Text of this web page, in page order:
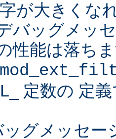
が大きくな
バッグメッ
性能は落ち
定数の 定
ッグメッセー